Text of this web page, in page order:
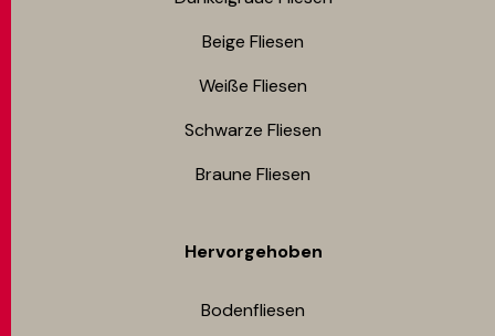
Beige Fliesen
Weiße Fliesen
Schwarze Fliesen
Braune Fliesen
Hervorgehoben
Bodenfliesen​